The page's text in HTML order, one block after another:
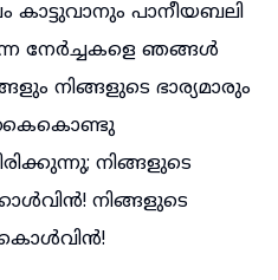
പാനീയബലി
നേർച്ചകളെ ഞങ്ങൾ
നിങ്ങളുടെ ഭാര്യമാരും
നിങ്ങളുടെ
നിങ്ങളുടെ